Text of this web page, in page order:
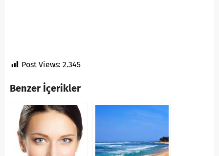
Post Views: 2.345
Benzer İçerikler